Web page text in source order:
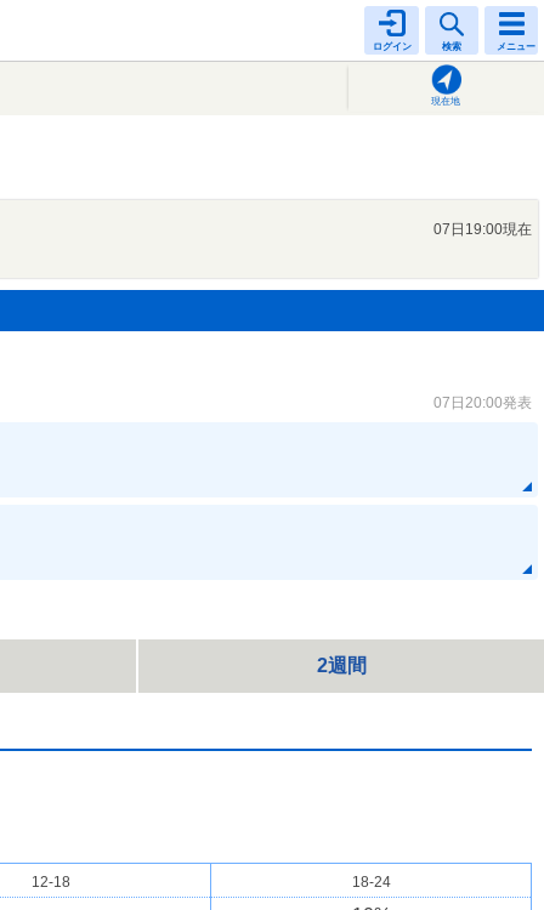
ログイン 検索 メニュー
現在地
07日19:00現在
07日20:00発表
2週間
12-18 18-24